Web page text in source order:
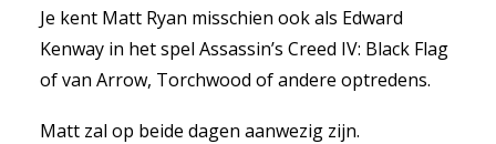
Je kent Matt Ryan misschien ook als Edward
Kenway in het spel Assassin’s Creed IV: Black Flag
of van Arrow, Torchwood of andere optredens.
Matt zal op beide dagen aanwezig zijn.